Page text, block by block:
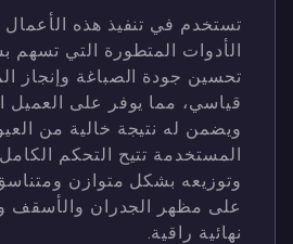
تستخدم في تنفيذ هذه
الأدوات المتطورة التي تسهم
تحسين جودة الصباغة وإنجاز
قياسي، مما يوفر على العميل
ويضمن له نتيجة خالية من
المستخدمة تتيح التحكم
وتوزيعه بشكل متوازن
على مظهر الجدران والأسقف
نهائية راقية.